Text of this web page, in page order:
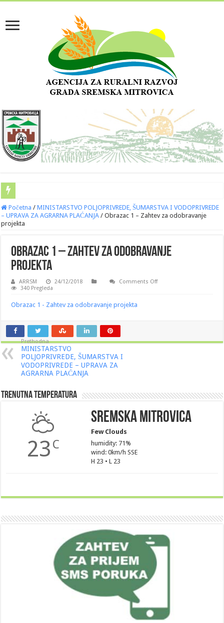
Početna / MINISTARSTVO POLJOPRIVREDE, ŠUMARSTVA I VODOPRIVREDE
– UPRAVA ZA AGRARNA PLAĆANJA / Obrazac 1 – Zahtev za odobravanje
projekta
Obrazac 1 – Zahtev za odobravanje
projekta
ARRSM 24/12/2018 Comments Offon
340 Pregleda
Obrazac 1 - Zahtev za odobravanje projekta
Prethodna
MINISTARSTVO
POLJOPRIVREDE, ŠUMARSTVA I
VODOPRIVREDE – UPRAVA ZA
AGRARNA PLAĆANJA
Trenutna Temperatura
23 C
Sremska Mitrovica
Few Clouds
humidity: 71%
wind: 0km/h SSE
H 23 • L 23